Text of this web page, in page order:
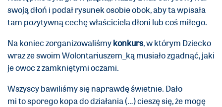
swoją dłoń i podał rysunek osobie obok, aby ta wpisała
tam pozytywną cechę właściciela dłoni lub coś miłego.
Na koniec zorganizowaliśmykonkurs, w którym Dziecko
wraz ze swoim Wolontariuszem_ką musiało zgadnąć, jaki
je owoc z zamkniętymi oczami.
Wszyscy bawiliśmy się naprawdę świetnie. Dało
mi to sporego kopa do działania (…) cieszę się, że mogę